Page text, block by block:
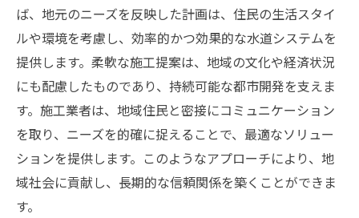
ば、地元のニーズを反映した計画は、住民の生活スタイ
ルや環境を考慮し、効率的かつ効果的な水道システムを
提供します。柔軟な施工提案は、地域の文化や経済状況
にも配慮したものであり、持続可能な都市開発を支えま
す。施工業者は、地域住民と密接にコミュニケーション
を取り、ニーズを的確に捉えることで、最適なソリュー
ションを提供します。このようなアプローチにより、地
域社会に貢献し、長期的な信頼関係を築くことができま
す。